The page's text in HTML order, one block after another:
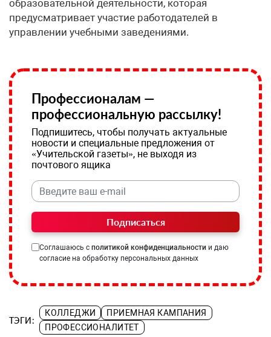
образовательной деятельности, которая
предусматривает участие работодателей в
управлении учебными заведениями.
Профессионалам —
профессиональную рассылку!
Подпишитесь, чтобы получать актуальные
новости и специальные предложения от
«Учительской газеты», не выходя из
почтового ящика
Подписаться
Соглашаюсь с политикой конфиденциальности и даю
согласие на обработку персональных данных
ТЭГИ:
КОЛЛЕДЖИ
ПРИЕМНАЯ КАМПАНИЯ
ПРОФЕССИОНАЛИТЕТ